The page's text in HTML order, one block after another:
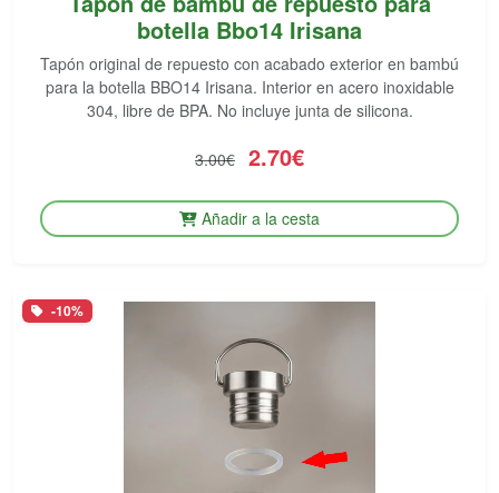
botella Bbo14 Irisana
Tapón original de repuesto con acabado exterior en bambú
para la botella BBO14 Irisana. Interior en acero inoxidable
304, libre de BPA. No incluye junta de silicona.
3.00€ 2.70€
Añadir a la cesta
-10%